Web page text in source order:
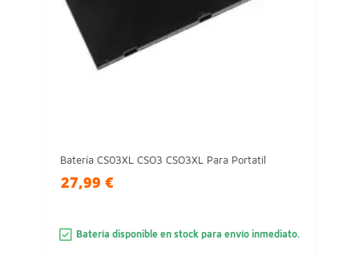
Batería CS03XL CSO3 CSO3XL Para Portatil
27,99 €
Batería disponible en stock para envío inmediato.